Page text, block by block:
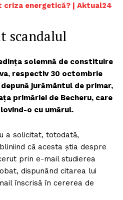
criza energetică? | Aktual24
scandalul
solemnă de constituire
respectiv 30 octombrie
jurământul de primar,
primăriei de Becheru, care
o cu umărul.
a solicitat, totodată,
că acesta știa despre
prin e-mail studierea
dispunând citarea lui
înscrisă în cererea de